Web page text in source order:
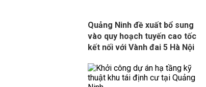
Quảng Ninh đề xuất bổ sung
vào quy hoạch tuyến cao tốc
kết nối với Vành đai 5 Hà Nội